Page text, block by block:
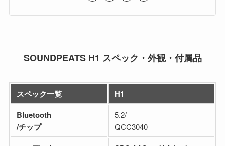
SOUNDPEATS H1 スペック・外観・付属品
スペック一覧
H1
Bluetooth
/チップ
5.2/
QCC3040